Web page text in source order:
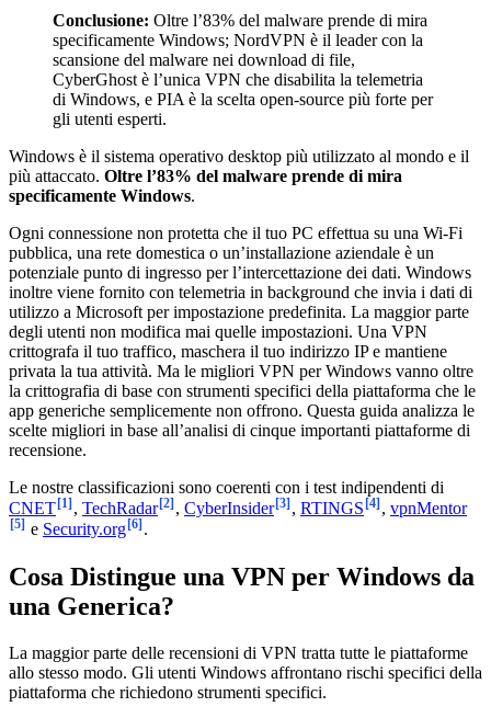
Conclusione: Oltre l’83% del malware prende di mira
specificamente Windows; NordVPN è il leader con la
scansione del malware nei download di file,
CyberGhost è l’unica VPN che disabilita la telemetria
di Windows, e PIA è la scelta open-source più forte per
gli utenti esperti.
Windows è il sistema operativo desktop più utilizzato al mondo e il
più attaccato. Oltre l’83% del malware prende di mira
specificamente Windows.
Ogni connessione non protetta che il tuo PC effettua su una Wi-Fi
pubblica, una rete domestica o un’installazione aziendale è un
potenziale punto di ingresso per l’intercettazione dei dati. Windows
inoltre viene fornito con telemetria in background che invia i dati di
utilizzo a Microsoft per impostazione predefinita. La maggior parte
degli utenti non modifica mai quelle impostazioni. Una VPN
crittografa il tuo traffico, maschera il tuo indirizzo IP e mantiene
privata la tua attività. Ma le migliori VPN per Windows vanno oltre
la crittografia di base con strumenti specifici della piattaforma che le
app generiche semplicemente non offrono. Questa guida analizza le
scelte migliori in base all’analisi di cinque importanti piattaforme di
recensione.
Le nostre classificazioni sono coerenti con i test indipendenti di
CNET [1] , TechRadar [2] , CyberInsider [3] , RTINGS [4] , vpnMentor
[5] e Security.org [6] .
Cosa Distingue una VPN per Windows da
una Generica?
La maggior parte delle recensioni di VPN tratta tutte le piattaforme
allo stesso modo. Gli utenti Windows affrontano rischi specifici della
piattaforma che richiedono strumenti specifici.